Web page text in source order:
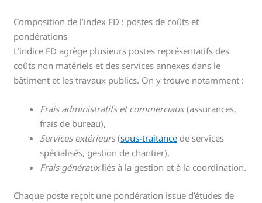
Composition de l’index FD : postes de coûts et
pondérations
L’indice FD agrège plusieurs postes représentatifs des
coûts non matériels et des services annexes dans le
bâtiment et les travaux publics. On y trouve notamment :
Frais administratifs et commerciaux(assurances,
frais de bureau),
Services extérieurs(sous-traitance de services
spécialisés, gestion de chantier),
Frais générauxliés à la gestion et à la coordination.
Chaque poste reçoit une pondération issue d’études de